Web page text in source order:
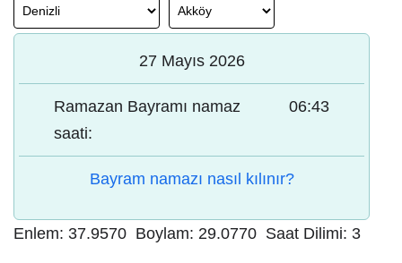
27 Mayıs 2026
Ramazan Bayramı namaz
saati:
06:43
Bayram namazı nasıl kılınır?
Enlem: 37.9570 Boylam: 29.0770 Saat Dilimi: 3